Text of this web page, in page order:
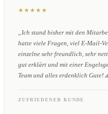
★★★★★
„Ich stand bisher mit den
hatte viele Fragen, viel E-Mail-
einzelne sehr freundlich, sehr
gut erklärt und mit einer
Team und alles erdenklich
ZUFRIEDENER KUNDE